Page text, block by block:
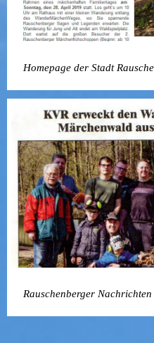
Homepage der Stadt
Rauschenberger